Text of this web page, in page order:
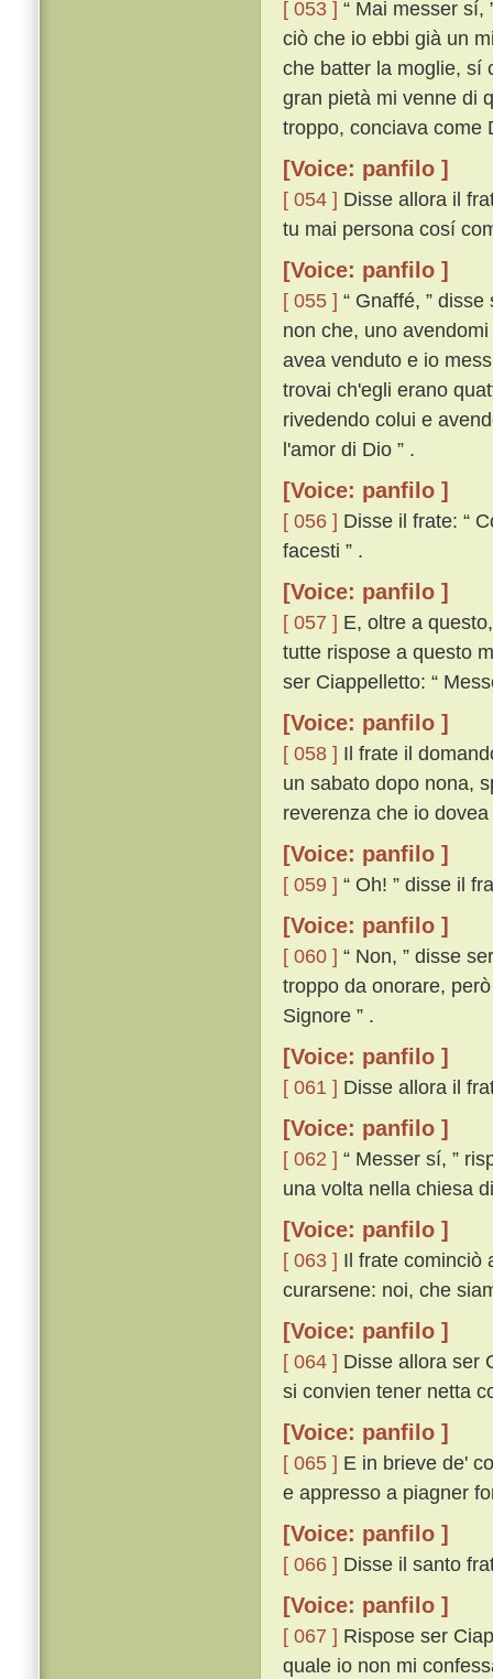
[ 053 ] “ Mai messer sí,
ciò che io ebbi già un
che batter la moglie, sí
gran pietà mi venne di
troppo, conciava come
[Voice: panfilo ]
[ 054 ] Disse allora il
tu mai persona cosí
[Voice: panfilo ]
[ 055 ] “ Gnaffé, ”
non che, uno
avea venduto e io
trovai ch'egli erano
rivedendo colui e
l'amor di Dio ” .
[Voice: panfilo ]
[ 056 ] Disse il frate: “
facesti ” .
[Voice: panfilo ]
[ 057 ] E, oltre a
tutte rispose a questo
ser Ciappelletto: “
[Voice: panfilo ]
[ 058 ] Il frate il
un sabato dopo nona,
reverenza che io dovea
[Voice: panfilo ]
[ 059 ] “ Oh! ” disse il
[Voice: panfilo ]
[ 060 ] “ Non, ” disse
troppo da onorare,
Signore ” .
[Voice: panfilo ]
[ 061 ] Disse allora il
[Voice: panfilo ]
[ 062 ] “ Messer sí, ”
una volta nella chiesa
[Voice: panfilo ]
[ 063 ] Il frate cominciò
curarsene: noi, che
[Voice: panfilo ]
[ 064 ] Disse allora ser
si convien tener netta
[Voice: panfilo ]
[ 065 ] E in brieve de'
e appresso a piagner
[Voice: panfilo ]
[ 066 ] Disse il santo
[Voice: panfilo ]
[ 067 ] Rispose ser
quale io non mi